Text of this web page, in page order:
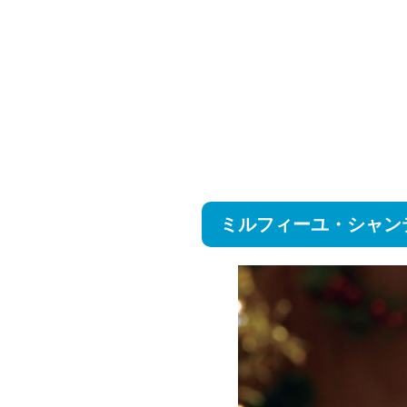
ミルフィーユ・シャン